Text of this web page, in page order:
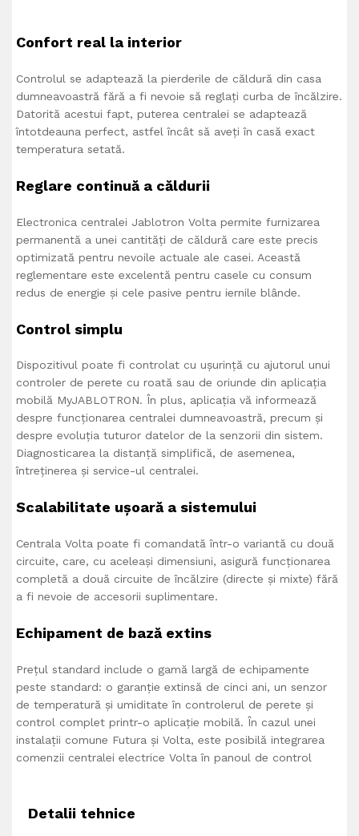
Confort real la interior
Controlul se adaptează la pierderile de căldură din casa
dumneavoastră fără a fi nevoie să reglați curba de încălzire.
Datorită acestui fapt, puterea centralei se adaptează
întotdeauna perfect, astfel încât să aveți în casă exact
temperatura setată.
Reglare continuă a căldurii
Electronica centralei Jablotron Volta permite furnizarea
permanentă a unei cantități de căldură care este precis
optimizată pentru nevoile actuale ale casei. Această
reglementare este excelentă pentru casele cu consum
redus de energie și cele pasive pentru iernile blânde.
Control simplu
Dispozitivul poate fi controlat cu ușurință cu ajutorul unui
controler de perete cu roată sau de oriunde din aplicația
mobilă MyJABLOTRON. În plus, aplicația vă informează
despre funcționarea centralei dumneavoastră, precum și
despre evoluția tuturor datelor de la senzorii din sistem.
Diagnosticarea la distanță simplifică, de asemenea,
întreținerea și service-ul centralei.
Scalabilitate ușoară a sistemului
Centrala Volta poate fi comandată într-o variantă cu două
circuite, care, cu aceleași dimensiuni, asigură funcționarea
completă a două circuite de încălzire (directe și mixte) fără
a fi nevoie de accesorii suplimentare.
Echipament de bază extins
Prețul standard include o gamă largă de echipamente
peste standard: o garanție extinsă de cinci ani, un senzor
de temperatură și umiditate în controlerul de perete și
control complet printr-o aplicație mobilă. În cazul unei
instalații comune Futura și Volta, este posibilă integrarea
comenzii centralei electrice Volta în panoul de control
Detalii tehnice